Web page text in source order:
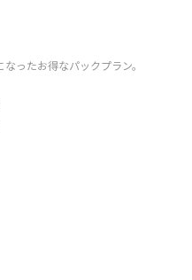
ったお得なパックプラン。